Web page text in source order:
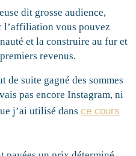
dit grosse audience,
l’affiliation vous pouvez
et la construire au fur et
revenus.
de suite gagné des sommes
pas encore Instagram, ni
j’ai utilisé dansce cours